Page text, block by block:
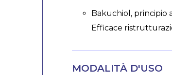
Bakuchiol, principio
Efficace
MODALITÀ D'USO